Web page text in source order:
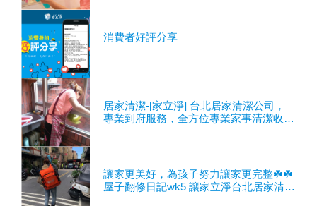
消費者好評分享
居家清潔-[家立淨] 台北居家清潔公司，
專業到府服務，全方位專業家事清潔收
讓家更美好，為孩子努力讓家更完整☘️☘️
屋子翻修日記wk5 讓家立淨台北居家清潔